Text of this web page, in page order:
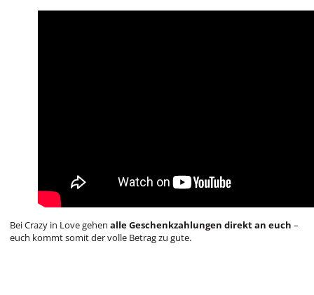
Bei Crazy in Love gehenalle Geschenkzahlungen direkt an euch –
euch kommt somit der volle Betrag zu gute.